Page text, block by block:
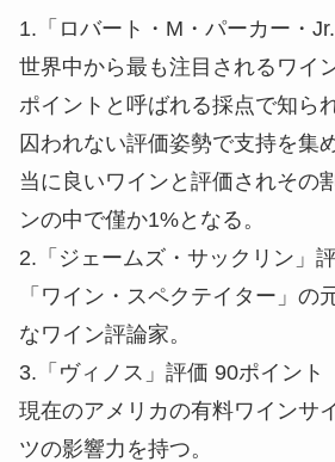
1.「ロバート・M・パーカー・
世界中から最も注目されるワイ
ポイントと呼ばれる採点で知ら
囚われない評価姿勢で支持を集
当に良いワインと評価されその
ンの中で僅か1%となる。
2.「ジェームズ・サックリン」
「ワイン・スペクテイター」の
なワイン評論家。
3.「ヴィノス」評価 90ポイント​
現在のアメリカの有料ワインサ
ツの影響力を持つ。